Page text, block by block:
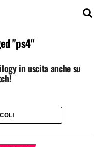
"ps4"
in uscita anche su